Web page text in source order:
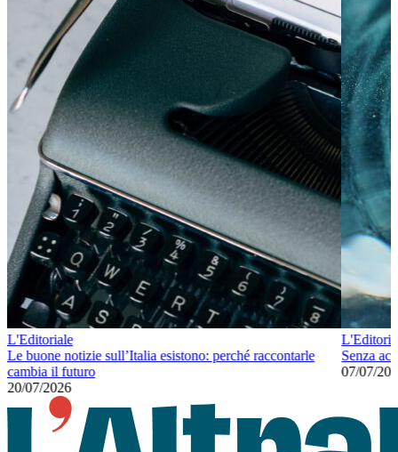
L'Editoriale
Le buone notizie sull’Italia esistono: perché raccontarle
cambia il futuro
20/07/2026
Senza
07/07/